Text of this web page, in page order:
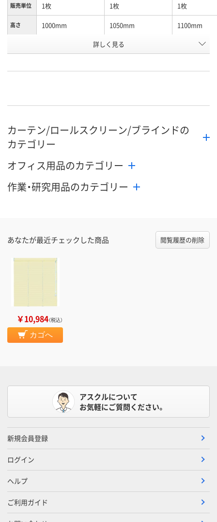
販売単位 1枚 1枚 1枚
高さ 1000mm 1050mm 1100mm
P837180 P837179
カゴへ カゴへ カ
詳しく見る
カーテン/ロールスクリーン/ブラインドの
カテゴリー
オフィス用品のカテゴリー
作業・研究用品のカテゴリー
あなたが最近チェックした商品 閲覧履歴の削除
￥10,984（税込）
カゴへ
アスクルについて
お気軽にご質問ください。
新規会員登録
ログイン
ヘルプ
ご利用ガイド